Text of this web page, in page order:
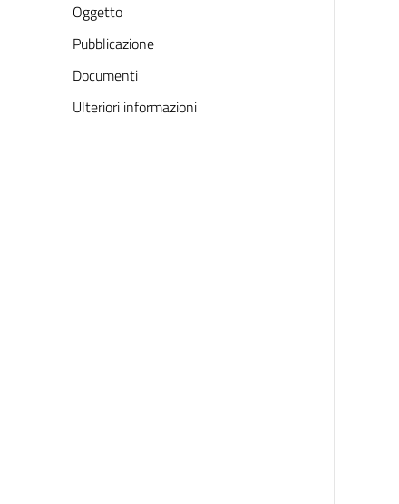
Oggetto
Pubblicazione
Documenti
Ulteriori informazioni